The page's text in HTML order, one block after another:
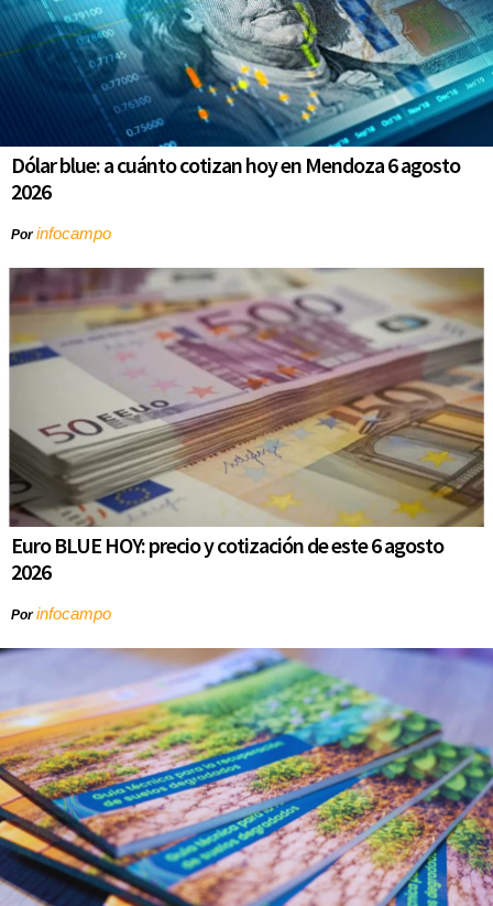
Dólar blue: a cuánto cotizan hoy en Mendoza 6 agosto
2026
Porinfocampo
Euro BLUE HOY: precio y cotización de este 6 agosto
2026
Porinfocampo